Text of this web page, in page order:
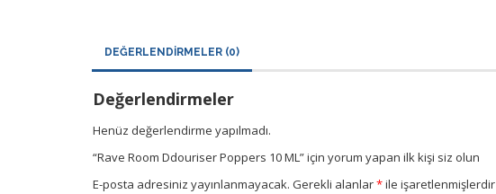
DEĞERLENDIRMELER (0)
Değerlendirmeler
Henüz değerlendirme yapılmadı.
“Rave Room Ddouriser Poppers 10 ML” için yorum yapan ilk kişi siz olun
E-posta adresiniz yayınlanmayacak. Gerekli alanlar*ile işaretlenmişlerdir